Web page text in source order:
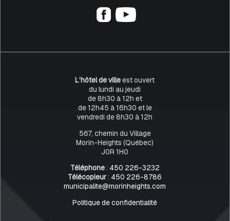
L’hôtel de villeest ouvert
du lundi au jeudi
de 8h30 à 12h et
de 12h45 à 16h30 et le
vendredi de 8h30 à 12h
567, chemin du Village
Morin-Heights (Québec)
J0R 1H0
Téléphone: 450 226-3232
Télécopieur: 450 226-8786
municipalite@morinheights.com
Politique de confidentialité